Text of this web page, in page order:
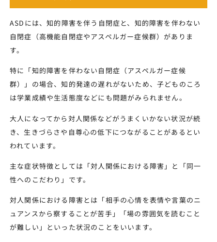
ASDには、知的障害を伴う自閉症と、知的障害を伴わない
自閉症（高機能自閉症やアスペルガー症候群）がありま
す。
特に「知的障害を伴わない自閉症（アスペルガー症候
群）」の場合、知的発達の遅れがないため、子どものころ
は学業成績や生活態度などにも問題がみられません。
大人になってから対人関係などがうまくいかない状況が続
き、生きづらさや自尊心の低下につながることがあるとい
われています。
主な症状特徴としては「対人関係における障害」と「同一
性へのこだわり」です。
対人関係における障害とは「相手の心情を表情や言葉のニ
ュアンスから察することが苦手」「場の雰囲気を読むこと
が難しい」といった状況のことをいいます。